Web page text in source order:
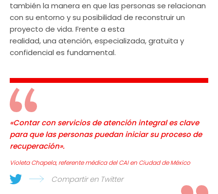
también la manera en que las personas se relacionan
con su entorno y su posibilidad de reconstruir un
proyecto de vida. Frente a esta
realidad, una atención, especializada, gratuita y
confidencial es fundamental.
«Contar con servicios de atención integral es clave
para que las personas puedan iniciar su proceso de
recuperación».
Violeta Chapela, referente médica del CAI en Ciudad de México
Compartir en Twitter